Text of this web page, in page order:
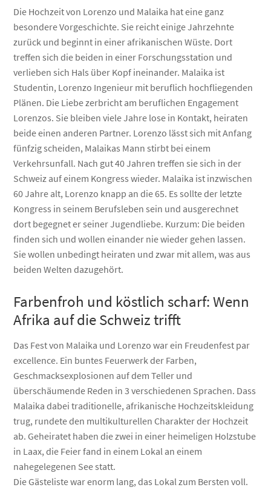
Die Hochzeit von Lorenzo und Malaika hat eine ganz
besondere Vorgeschichte. Sie reicht einige Jahrzehnte
zurück und beginnt in einer afrikanischen Wüste. Dort
treffen sich die beiden in einer Forschungsstation und
verlieben sich Hals über Kopf ineinander. Malaika ist
Studentin, Lorenzo Ingenieur mit beruflich hochfliegenden
Plänen. Die Liebe zerbricht am beruflichen Engagement
Lorenzos. Sie bleiben viele Jahre lose in Kontakt, heiraten
beide einen anderen Partner. Lorenzo lässt sich mit Anfang
fünfzig scheiden, Malaikas Mann stirbt bei einem
Verkehrsunfall. Nach gut 40 Jahren treffen sie sich in der
Schweiz auf einem Kongress wieder. Malaika ist inzwischen
60 Jahre alt, Lorenzo knapp an die 65. Es sollte der letzte
Kongress in seinem Berufsleben sein und ausgerechnet
dort begegnet er seiner Jugendliebe. Kurzum: Die beiden
finden sich und wollen einander nie wieder gehen lassen.
Sie wollen unbedingt heiraten und zwar mit allem, was aus
beiden Welten dazugehört.
Farbenfroh und köstlich scharf: Wenn
Afrika auf die Schweiz trifft
Das Fest von Malaika und Lorenzo war ein Freudenfest par
excellence. Ein buntes Feuerwerk der Farben,
Geschmacksexplosionen auf dem Teller und
überschäumende Reden in 3 verschiedenen Sprachen. Dass
Malaika dabei traditionelle, afrikanische Hochzeitskleidung
trug, rundete den multikulturellen Charakter der Hochzeit
ab. Geheiratet haben die zwei in einer heimeligen Holzstube
in Laax, die Feier fand in einem Lokal an einem
nahegelegenen See statt.
Die Gästeliste war enorm lang, das Lokal zum Bersten voll.